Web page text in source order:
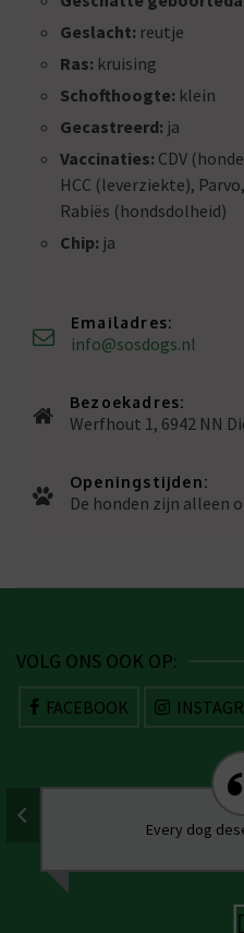
Geslacht: reutje
Ras: kruising
Schofthoogte: klein
Gecastreerd: ja
Vaccinaties: CDV
HCC (leverziekte), Parvo,
Rabiës (hondsdolheid)
Chip: ja
Emailadres:
info@sosdogs.nl
Bezoekadres:
Werfhout 1, 6942 NN
Openingstijden:
De honden zijn alleen
VOLG ONS OOK OP:
FACEBOOK
Every dog